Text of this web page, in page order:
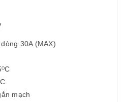
30A (MAX)
OC
C
mạch